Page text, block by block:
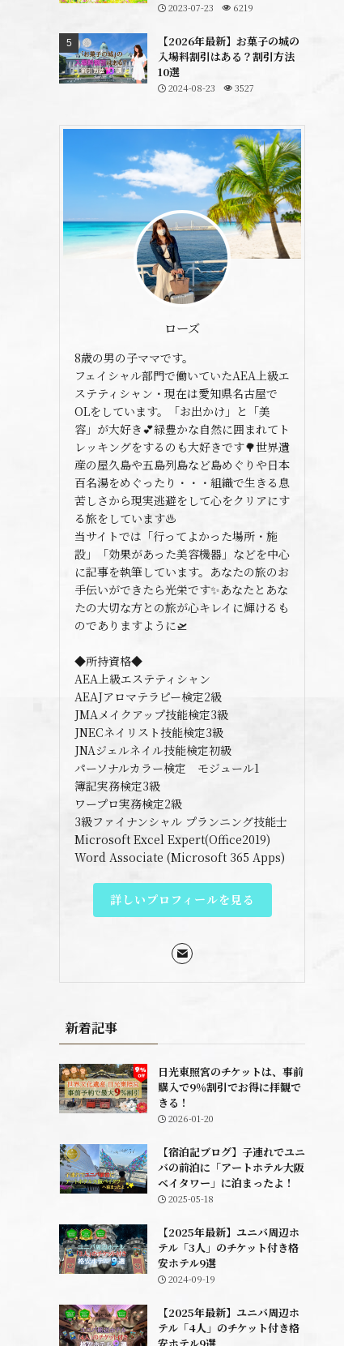
2023-07-23 6219
【2026年最新】お菓子の城の
入場料割引はある？割引方法
10選
2024-08-23 3527
ローズ
8歳の男の子ママです。
フェイシャル部門で働いていたAEA上級エ
ステティシャン・現在は愛知県名古屋で
OLをしています。「お出かけ」と「美
容」が大好き💕緑豊かな自然に囲まれてト
レッキングをするのも大好きです🌳世界遺
産の屋久島や五島列島など島めぐりや日本
百名湯をめぐったり・・・組織で生きる息
苦しさから現実逃避をして心をクリアにす
る旅をしています♨️
当サイトでは「行ってよかった場所・施
設」「効果があった美容機器」などを中心
に記事を執筆しています。あなたの旅のお
手伝いができたら光栄です✨あなたとあな
たの大切な方との旅が心キレイに輝けるも
のでありますように🛫
◆所持資格◆
AEA上級エステティシャン
AEAJアロマテラピー検定2級
JMAメイクアップ技能検定3級
JNECネイリスト技能検定3級
JNAジェルネイル技能検定初級
パーソナルカラー検定 モジュール1
簿記実務検定3級
ワープロ実務検定2級
3級ファイナンシャル プランニング技能士
Microsoft Excel Expert(Office2019)
Word Associate (Microsoft 365 Apps)
詳しいプロフィールを見る
新着記事
日光東照宮のチケットは、事前
購入で9％割引でお得に拝観で
きる！
2026-01-20
【宿泊記ブログ】子連れでユニ
バの前泊に「アートホテル大阪
ベイタワー」に泊まったよ！
2025-05-18
【2025年最新】ユニバ周辺ホ
テル「3人」のチケット付き格
安ホテル9選
2024-09-19
【2025年最新】ユニバ周辺ホ
テル「4人」のチケット付き格
安ホテル9選